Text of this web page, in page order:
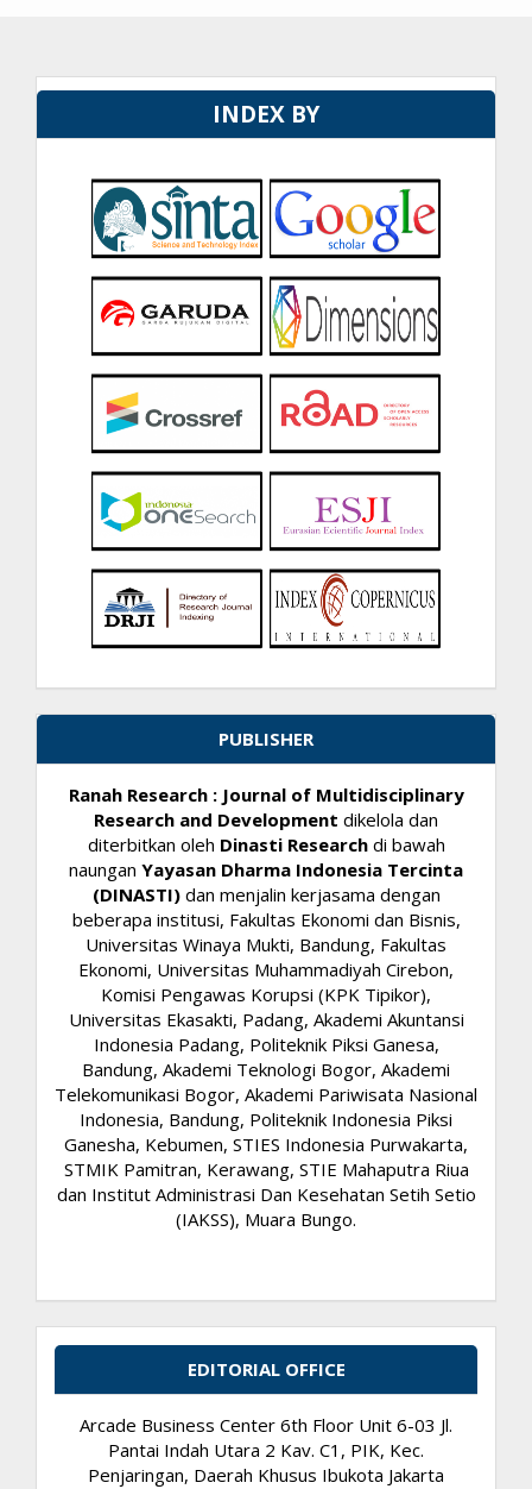
INDEX BY
PUBLISHER
Ranah Research : Journal of Multidisciplinary
Research and Development dikelola dan
diterbitkan oleh Dinasti Research di bawah
naungan Yayasan Dharma Indonesia Tercinta
(DINASTI)dan menjalin kerjasama dengan
beberapa institusi, Fakultas Ekonomi dan Bisnis,
Universitas Winaya Mukti, Bandung, Fakultas
Ekonomi, Universitas Muhammadiyah Cirebon,
Komisi Pengawas Korupsi (KPK Tipikor),
Universitas Ekasakti, Padang, Akademi Akuntansi
Indonesia Padang, Politeknik Piksi Ganesa,
Bandung, Akademi Teknologi Bogor, Akademi
Telekomunikasi Bogor, Akademi Pariwisata Nasional
Indonesia, Bandung, Politeknik Indonesia Piksi
Ganesha, Kebumen, STIES Indonesia Purwakarta,
STMIK Pamitran, Kerawang, STIE Mahaputra Riua
dan Institut Administrasi Dan Kesehatan Setih Setio
(IAKSS), Muara Bungo.
EDITORIAL OFFICE
Arcade Business Center 6th Floor Unit 6-03 Jl.
Pantai Indah Utara 2 Kav. C1, PIK, Kec.
Penjaringan, Daerah Khusus Ibukota Jakarta